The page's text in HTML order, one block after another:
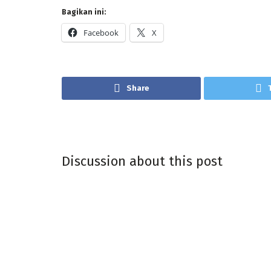
Bagikan ini:
Facebook X
Share
Discussion about this post